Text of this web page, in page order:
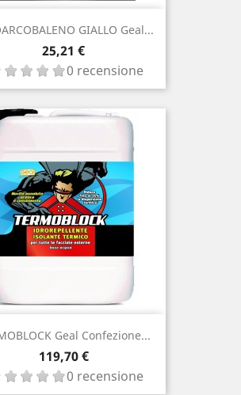
GIALLO Geal...
Prezzo
25,21 €
0 recensione
Geal Confezione...
Prezzo
119,70 €
0 recensione